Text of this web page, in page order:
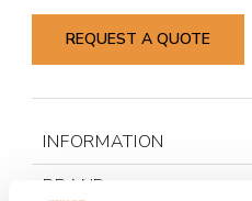
REQUEST A QUOTE
INFORMATION
BRAND